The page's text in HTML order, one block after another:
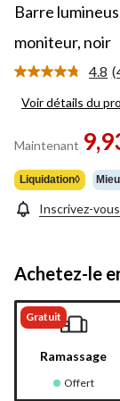
Barre
moniteur, noir
4.8
4
Voir détails du
Maintenant
Liquidation◊
Inscrivez-
Achetez-le
Gratuit
Ramassage
Offert